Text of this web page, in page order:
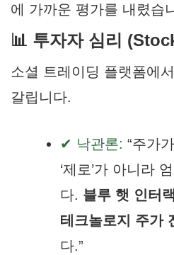
에 가까운 평가를 내렸습
📊 투자자 심리
소셜 트레이딩 플랫폼에
갈립니다.
✔ 낙관론: “주가
‘제로’가 아니라
다. 블루 햇 인터
테크놀로지 주가
다.”